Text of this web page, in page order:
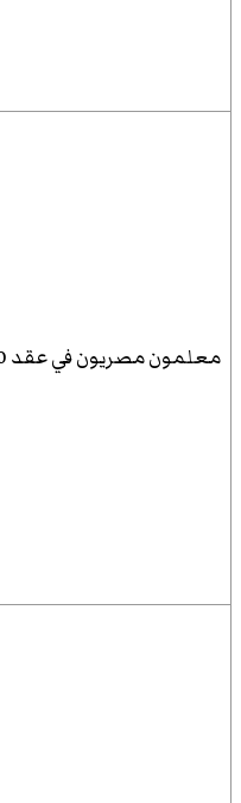
معلمون مصريون في عقد 2020